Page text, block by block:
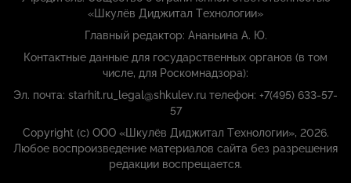
«Шкулёв Диджитал Технологии»
Главный редактор: Ананьина А. Ю.
Контактные данные для государственных органов (в том
числе, для Роскомнадзора):
Эл. почта: starhit.ru_legal@shkulev.ru телефон: +7(495) 633-57-
57
Copyright (с) ООО «Шкулёв Диджитал Технологии», 2026.
Любое воспроизведение материалов сайта без разрешения
редакции воспрещается.